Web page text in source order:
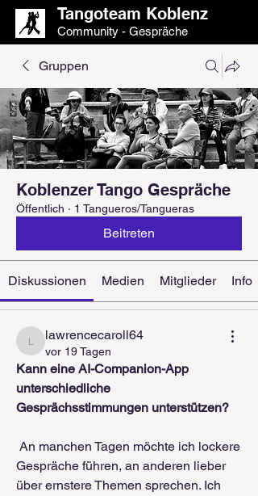
Gruppen
Koblenzer Tango Gespräche
Öffentlich · 1 Tangueros/Tangueras
Beitreten
Diskussionen Medien Mitglieder Info
lawrencecaroll64
lawrencecaroll64
vor 19 Tagen
Kann eine AI-Companion-App
unterschiedliche
Gesprächsstimmungen unterstützen?
Gespräche führen, an anderen lieber
über ernstere Themen sprechen. Ich
Tangoteam Koblenz
Community - Gespräche